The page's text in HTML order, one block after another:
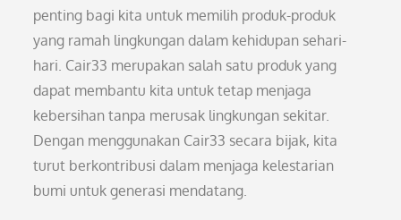
penting bagi kita untuk memilih produk-produk
yang ramah lingkungan dalam kehidupan sehari-
hari. Cair33 merupakan salah satu produk yang
dapat membantu kita untuk tetap menjaga
kebersihan tanpa merusak lingkungan sekitar.
Dengan menggunakan Cair33 secara bijak, kita
turut berkontribusi dalam menjaga kelestarian
bumi untuk generasi mendatang.